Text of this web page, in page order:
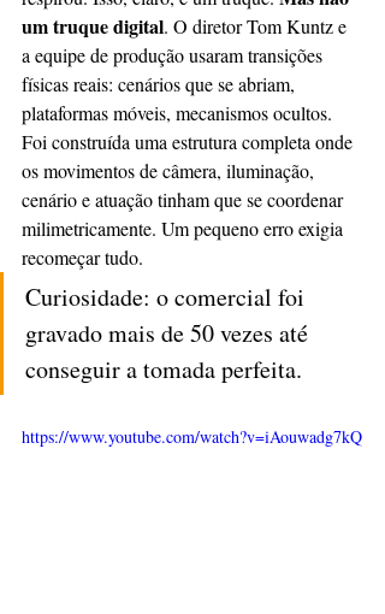
um truque digital. O diretor Tom Kuntz e
a equipe de produção usaram transições
físicas reais: cenários que se abriam,
plataformas móveis, mecanismos ocultos.
Foi construída uma estrutura completa onde
os movimentos de câmera, iluminação,
cenário e atuação tinham que se coordenar
milimetricamente. Um pequeno erro exigia
recomeçar tudo.
Curiosidade: o comercial foi
gravado mais de 50 vezes até
conseguir a tomada perfeita.
https://www.youtube.com/watch?v=iAouwadg7kQ